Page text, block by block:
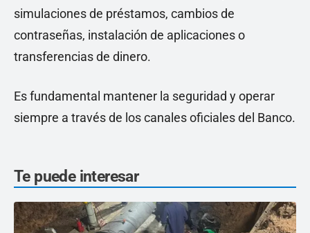
simulaciones de préstamos, cambios de
contraseñas, instalación de aplicaciones o
transferencias de dinero.
Es fundamental mantener la seguridad y operar
siempre a través de los canales oficiales del Banco.
Te puede interesar